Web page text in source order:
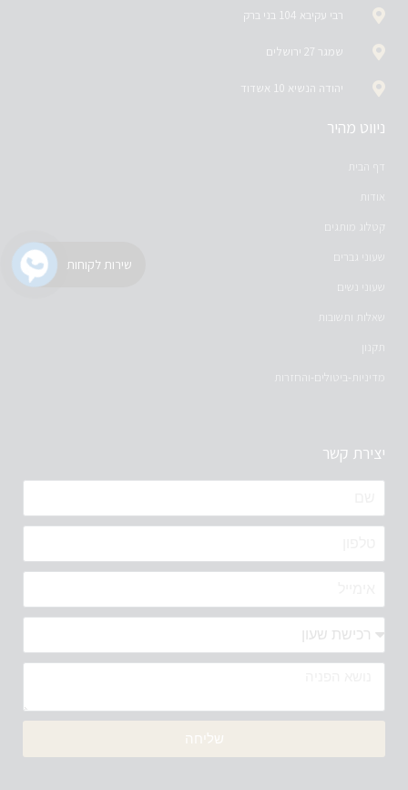
רבי עקיבא 104 בני ברק
שמגר 27 ירושלים
יהודה הנשיא 10 אשדוד
ניווט מהיר
דף הבית
אודות
קטלוג מותגים
שעוני גברים
שעוני נשים
שאלות ותשובות
תקנון
מדיניות-ביטולים-והחזרות
יצירת קשר
שליחה
שירות לקוחות